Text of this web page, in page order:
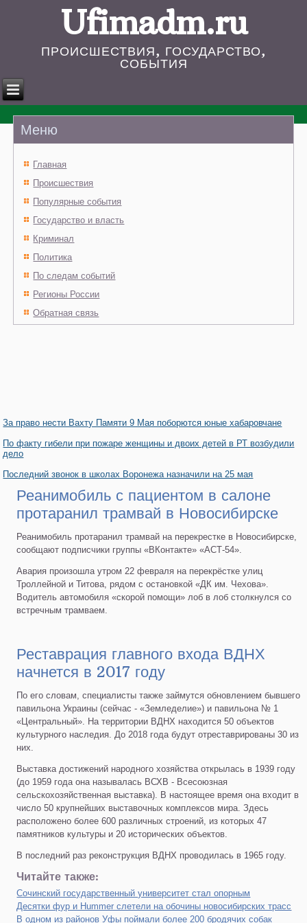
Ufimadm.ru
ПРОИСШЕСТВИЯ, ГОСУДАРСТВО,
СОБЫТИЯ
Меню
Главная
Происшествия
Популярные события
Государство и власть
Криминал
Политика
По следам событий
Регионы России
Обратная связь
За право нести Вахту Памяти 9 Мая поборются юные хабаровчане
По факту гибели при пожаре женщины и двоих детей в РТ возбудили
дело
Последний звонок в школах Воронежа назначили на 25 мая
Реанимобиль с пациентом в салоне
протаранил трамвай в Новосибирске
Реанимобиль протаранил трамвай на перекрестке в Новосибирске,
сообщают подписчики группы «ВКонтакте» «АСТ-54».
Авария произошла утром 22 февраля на перекрёстке улиц
Троллейной и Титова, рядом с остановкой «ДК им. Чехова».
Водитель автомобиля «скорой помощи» лоб в лоб столкнулся со
встречным трамваем.
Реставрация главного входа ВДНХ
начнется в 2017 году
По его словам, специалисты также займутся обновлением бывшего
павильона Украины (сейчас - «Земледелие») и павильона № 1
«Центральный». На территории ВДНХ находится 50 объектов
культурного наследия. До 2018 года будут отреставрированы 30 из
них.
Выставка достижений народного хозяйства открылась в 1939 году
(до 1959 года она называлась ВСХВ - Всесоюзная
сельскохозяйственная выставка). В настоящее время она входит в
число 50 крупнейших выставочных комплексов мира. Здесь
расположено более 600 различных строений, из которых 47
памятников культуры и 20 исторических объектов.
В последний раз реконструкция ВДНХ проводилась в 1965 году.
Читайте также:
Сочинский государственный университет стал опорным
Десятки фур и Hummer слетели на обочины новосибирских трасс
В одном из районов Уфы поймали более 200 бродячих собак